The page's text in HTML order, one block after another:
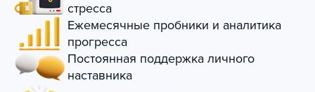
стресса
Ежемесячные пробники и аналитика
прогресса
Постоянная поддержка личного
наставника